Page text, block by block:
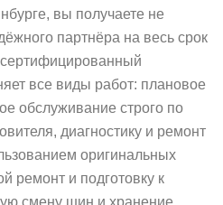
вы получаете не
партнёра на весь срок
все виды работ: плановое
обслуживание строго по
диагностику и ремонт
оригинальных
ремонт и подготовку к